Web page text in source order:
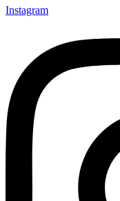
Instagram